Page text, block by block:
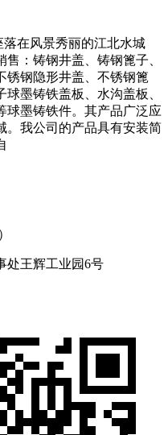
在风景秀丽的江北水城
：铸钢井盖、铸钢篦子、
锈钢隐形井盖、不锈钢篦
墨铸铁盖板、水沟盖板、
球墨铸铁件。其产品广泛应
。我公司的产品具有安装简
处王辉工业园6号